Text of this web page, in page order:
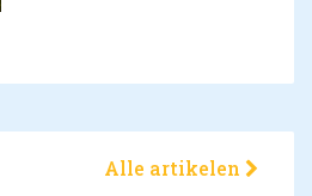
Alle artikelen